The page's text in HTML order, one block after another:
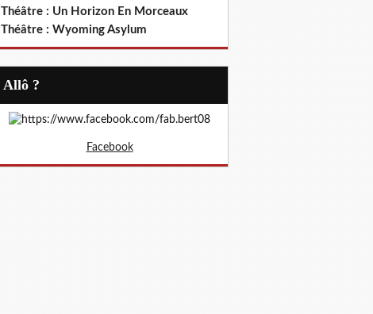
Théâtre : Un Horizon En Morceaux
Théâtre : Wyoming Asylum
Allô ?
Facebook